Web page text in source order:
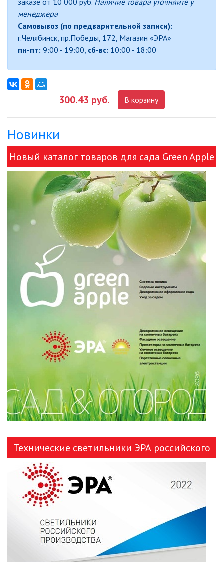
ЭЛЕКТРОМОНТАЖА
БАКТЕРИЦИДНЫЕ ЛАМПЫ
ДАТЧИКИ ДВИЖЕНИЯ И
ДЕКОРАТИВНАЯ ПОДСВЕТКА
ДЕКОРАТИВНЫЕ СВЕТИЛЬНИКИ
ИЗОЛЯЦИОННАЯ ЛЕНТА
ИНФРАКРАСНЫЕ ЛАМПЫ
ИСТОЧНИКИ СВЕТА
КАБЕЛЕНЕСУЩИЕ СИСТЕМЫ
КАБЕЛЬ
КЛЕЙКИЕ ЛЕНТЫ
ЛИНЕЙНЫЕ СВЕТОДИОДНЫЕ
СВЕТИЛЬНИКИ
ЛЮСТРЫ
МОДУЛЬНЫЕ СИСТЕМЫ
ОСВЕЩЕНИЯ (LED МОДУЛИ)
НАСТОЛЬНЫЕ СВЕТИЛЬНИКИ
НИЗКОВОЛЬТНОЕ
НОВОГОДНЕЕ ОСВЕЩЕНИЕ
ОТВЕРТКИ
ПАЯЛЬНОЕ ОБОРУДОВАНИЕ
заказе от 10 000 руб. Наличие товара уточняйте у
менеджера
Самовывоз (по предварительной записи):
г.Челябинск, пр.Победы, 172, Магазин «ЭРА»
пн-пт: 9:00 - 19:00, сб-вс: 10:00 - 18:00
300.43 руб. В корзину
Новинки
Новый каталог товаров для сада Green Apple
и ЭРА!
Технические светильники ЭРА российского